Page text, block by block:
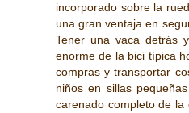
incorporado sobre la
una gran ventaja en
Tener una vaca detrás
enorme de la bici típica
compras y transportar
niños en sillas
carenado completo de